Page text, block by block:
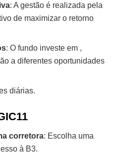
: A gestão é realizada pela
de maximizar o retorno
: O fundo investe em ,
a diferentes oportunidades
diárias.
corretora: Escolha uma
à B3.